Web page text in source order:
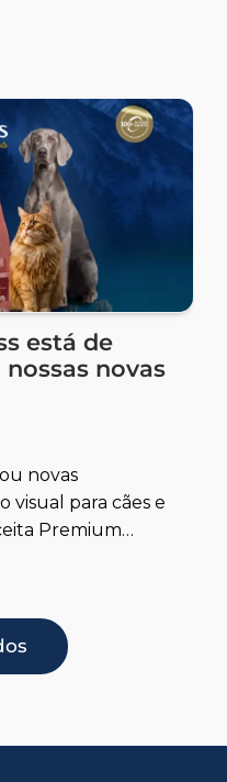
está de
novas
novas
visual para cães e
Premium